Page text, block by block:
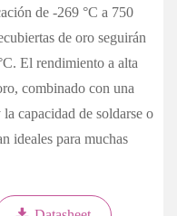
de -269 °C a 750
de oro seguirán
El rendimiento a alta
combinado con una
capacidad de soldarse o
ideales para muchas